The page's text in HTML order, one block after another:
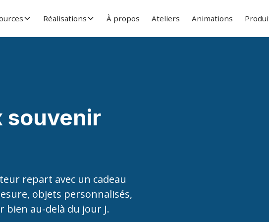
Réalisations À propos Ateliers Animations
souvenir
repart avec un cadeau
objets personnalisés,
au-delà du jour J.